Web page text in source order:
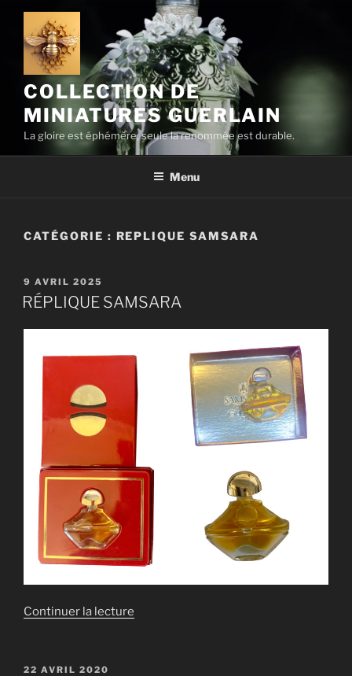
Aller
contenu
principal
COLLECTION DE
MINIATURES GUERLAIN
La gloire est éphémère, seule la renommée est durable.
Menu
CATÉGORIE : REPLIQUE SAMSARA
PUBLIÉ
LE
9 AVRIL 2025
RÉPLIQUE SAMSARA
Continuer la lecture
PUBLIÉ
22 AVRIL 2020